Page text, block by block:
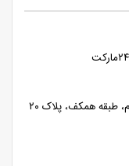
طبقه همکف، پلاک ۲۰